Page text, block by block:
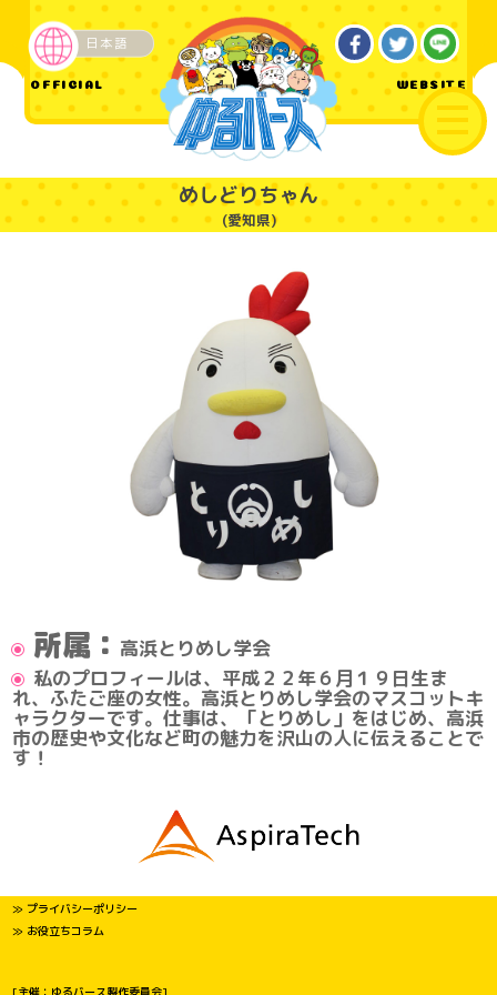
OFFICIAL WEBSITE
日本語
ご当地
めしどりちゃん
(愛知県)
所属： 高浜とりめし学会
私のプロフィールは、平成２２年６月１９日生ま
れ、ふたご座の女性。高浜とりめし学会のマスコットキ
ャラクターです。仕事は、「とりめし」をはじめ、高浜
市の歴史や文化など町の魅力を沢山の人に伝えることで
す！
≫ プライバシーポリシー
≫ お役立ちコラム
[主催：ゆるバース製作委員会]